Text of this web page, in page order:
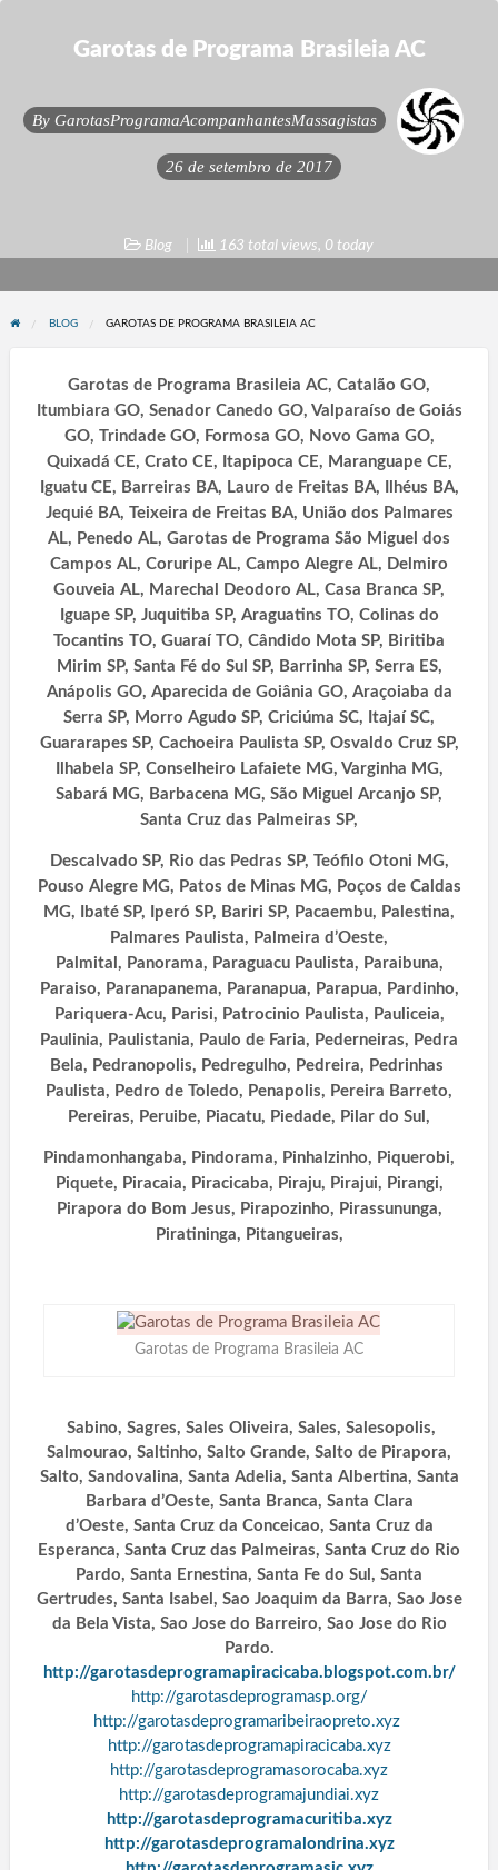
Garotas de Programa Brasileia AC
By GarotasProgramaAcompanhantesMassagistas
26 de setembro de 2017
Blog 163 total views, 0 today
BLOG GAROTAS DE PROGRAMA BRASILEIA AC
Garotas de Programa Brasileia AC, Catalão GO,
Itumbiara GO, Senador Canedo GO, Valparaíso de Goiás
GO, Trindade GO, Formosa GO, Novo Gama GO,
Quixadá CE, Crato CE, Itapipoca CE, Maranguape CE,
Iguatu CE, Barreiras BA, Lauro de Freitas BA, Ilhéus BA,
Jequié BA, Teixeira de Freitas BA, União dos Palmares
AL, Penedo AL, Garotas de Programa São Miguel dos
Campos AL, Coruripe AL, Campo Alegre AL, Delmiro
Gouveia AL, Marechal Deodoro AL, Casa Branca SP,
Iguape SP, Juquitiba SP, Araguatins TO, Colinas do
Tocantins TO, Guaraí TO, Cândido Mota SP, Biritiba
Mirim SP, Santa Fé do Sul SP, Barrinha SP, Serra ES,
Anápolis GO, Aparecida de Goiânia GO, Araçoiaba da
Serra SP, Morro Agudo SP, Criciúma SC, Itajaí SC,
Guararapes SP, Cachoeira Paulista SP, Osvaldo Cruz SP,
Ilhabela SP, Conselheiro Lafaiete MG, Varginha MG,
Sabará MG, Barbacena MG, São Miguel Arcanjo SP,
Santa Cruz das Palmeiras SP,
Descalvado SP, Rio das Pedras SP, Teófilo Otoni MG,
Pouso Alegre MG, Patos de Minas MG, Poços de Caldas
MG, Ibaté SP, Iperó SP, Bariri SP, Pacaembu, Palestina,
Palmares Paulista, Palmeira d’Oeste,
Palmital, Panorama, Paraguacu Paulista, Paraibuna,
Paraiso, Paranapanema, Paranapua, Parapua, Pardinho,
Pariquera-Acu, Parisi, Patrocinio Paulista, Pauliceia,
Paulinia, Paulistania, Paulo de Faria, Pederneiras, Pedra
Bela, Pedranopolis, Pedregulho, Pedreira, Pedrinhas
Paulista, Pedro de Toledo, Penapolis, Pereira Barreto,
Pereiras, Peruibe, Piacatu, Piedade, Pilar do Sul,
Pindamonhangaba, Pindorama, Pinhalzinho, Piquerobi,
Piquete, Piracaia, Piracicaba, Piraju, Pirajui, Pirangi,
Pirapora do Bom Jesus, Pirapozinho, Pirassununga,
Piratininga, Pitangueiras,
Garotas de Programa Brasileia AC
Sabino, Sagres, Sales Oliveira, Sales, Salesopolis,
Salmourao, Saltinho, Salto Grande, Salto de Pirapora,
Salto, Sandovalina, Santa Adelia, Santa Albertina, Santa
Barbara d’Oeste, Santa Branca, Santa Clara
d’Oeste, Santa Cruz da Conceicao, Santa Cruz da
Esperanca, Santa Cruz das Palmeiras, Santa Cruz do Rio
Pardo, Santa Ernestina, Santa Fe do Sul, Santa
Gertrudes, Santa Isabel, Sao Joaquim da Barra, Sao Jose
da Bela Vista, Sao Jose do Barreiro, Sao Jose do Rio
Pardo.
http://garotasdeprogramapiracicaba.blogspot.com.br/
http://garotasdeprogramasp.org/
http://garotasdeprogramaribeiraopreto.xyz
http://garotasdeprogramapiracicaba.xyz
http://garotasdeprogramasorocaba.xyz
http://garotasdeprogramajundiai.xyz
http://garotasdeprogramacuritiba.xyz
http://garotasdeprogramalondrina.xyz